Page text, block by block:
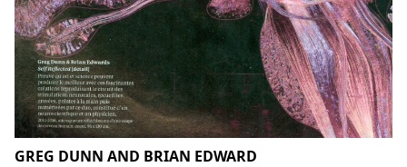
GREG DUNN AND BRIAN EDWARD